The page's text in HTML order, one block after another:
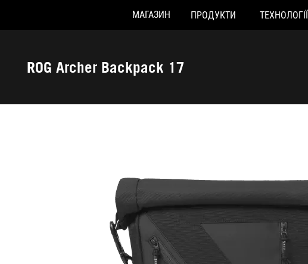
Accessibility links
МАГАЗИН ПРОДУКТИ ТЕХНОЛОГІЇ
ROG Archer Backpack 17